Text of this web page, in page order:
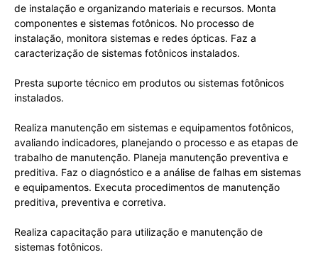
de instalação e organizando materiais e recursos. Monta
componentes e sistemas fotônicos. No processo de
instalação, monitora sistemas e redes ópticas. Faz a
caracterização de sistemas fotônicos instalados.
Presta suporte técnico em produtos ou sistemas fotônicos
instalados.
Realiza manutenção em sistemas e equipamentos fotônicos,
avaliando indicadores, planejando o processo e as etapas de
trabalho de manutenção. Planeja manutenção preventiva e
preditiva. Faz o diagnóstico e a análise de falhas em sistemas
e equipamentos. Executa procedimentos de manutenção
preditiva, preventiva e corretiva.
Realiza capacitação para utilização e manutenção de
sistemas fotônicos.